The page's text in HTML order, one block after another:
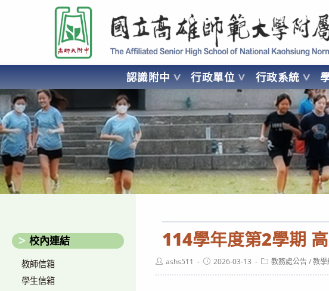
要
容
國立高雄師範大學附屬高級中學 Affiliated Senior High School of National Kaohsiung
認識附中 行政單位 行政系統
AFFILIATED SENIOR HIGH SCHOOL OF NATIONAL KAOHSIUNG
114學年度第2學期
Postashs511
Post2026-03-13
Post教務處公告 / 教學
校內連結
教師信箱
學生信箱